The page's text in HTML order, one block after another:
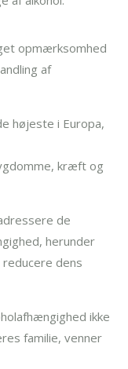
opmærksomhed
af
højeste i Europa,
kræft og
de
herunder
dens
ikke
familie, venner